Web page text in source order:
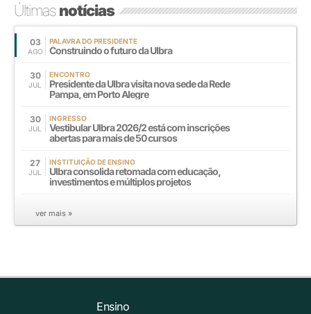
Últimasnotícias
03
AGO
PALAVRA DO PRESIDENTE
Construindo o futuro da Ulbra
30
JUL
ENCONTRO
Presidente da Ulbra visita nova sede da Rede
Pampa, em Porto Alegre
30
JUL
INGRESSO
Vestibular Ulbra 2026/2 está com inscrições
abertas para mais de 50 cursos
27
JUL
INSTITUIÇÃO DE ENSINO
Ulbra consolida retomada com educação,
investimentos e múltiplos projetos
ver mais »
Ensino